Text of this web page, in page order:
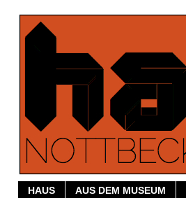
HAUS AUS DEM MUSEUM